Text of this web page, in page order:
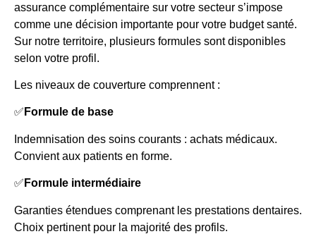
assurance complémentaire sur votre secteur s’impose
comme une décision importante pour votre budget santé.
Sur notre territoire, plusieurs formules sont disponibles
selon votre profil.
Les niveaux de couverture comprennent :
✅ Formule de base
Indemnisation des soins courants : achats médicaux.
Convient aux patients en forme.
✅ Formule intermédiaire
Garanties étendues comprenant les prestations dentaires.
Choix pertinent pour la majorité des profils.